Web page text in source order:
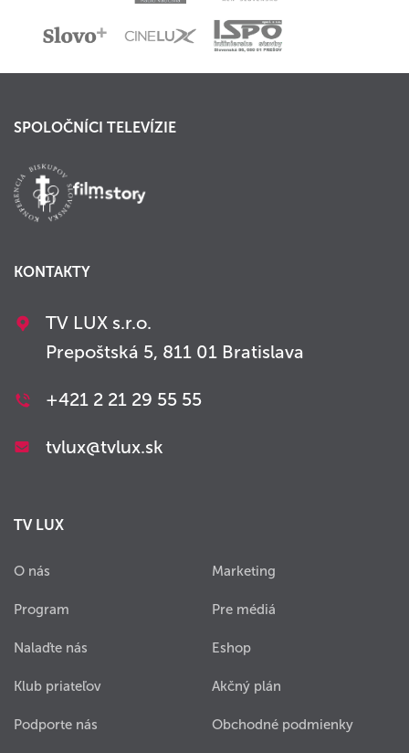
SPOLOČNÍCI TELEVÍZIE
KONTAKTY
TV LUX s.r.o.
Prepoštská 5, 811 01 Bratislava
+421 2 21 29 55 55
tvlux@tvlux.sk
TV LUX
O nás
Program
Nalaďte nás
Klub priateľov
Podporte nás
Marketing
Pre médiá
Eshop
Akčný plán
Obchodné podmienky